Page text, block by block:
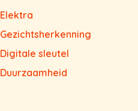
Elektra
Gezichtsherkenning
Digitale sleutel
Duurzaamheid